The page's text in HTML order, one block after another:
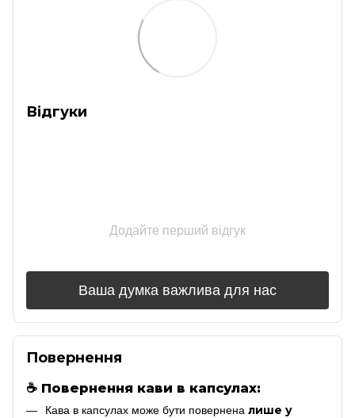
Відгуки
Додайте перший відгук
Ваша думка важлива для нас
Повернення
☕ Повернення кави в капсулах:
Кава в капсулах може бути повернена лише у